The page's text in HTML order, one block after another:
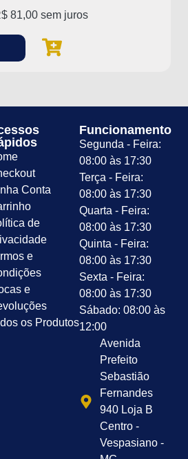
81,00 sem juros
Conta
de
e
e
os Produtos
Funcionamento
Segunda - Feira:
08:00 às 17:30
Terça - Feira:
08:00 às 17:30
Quarta - Feira:
08:00 às 17:30
Quinta - Feira:
08:00 às 17:30
Sexta - Feira:
08:00 às 17:30
Sábado: 08:00 às
12:00
Avenida
Prefeito
Sebastião
Fernandes
940 Loja B
Centro -
Vespasiano -